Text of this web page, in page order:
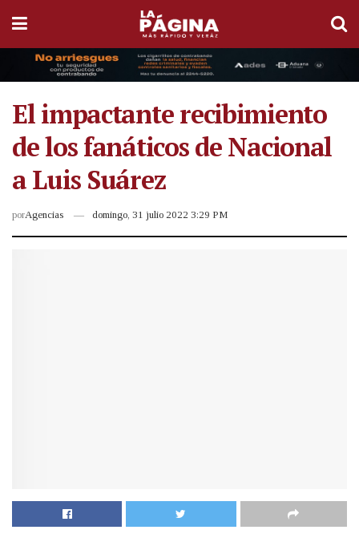
El impactante recibimiento
de los fanáticos de Nacional
a Luis Suárez
porAgencias domingo, 31 julio 2022 3:29 PM